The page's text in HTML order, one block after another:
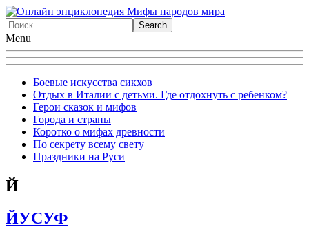
Menu
Боевые искусства сикхов
Отдых в Италии с детьми. Где отдохнуть с ребенком?
Герои сказок и мифов
Города и страны
Коротко о мифах древности
По секрету всему свету
Праздники на Руси
Й
ЙУСУФ